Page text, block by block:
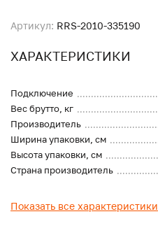
Артикул: RRS-2010-335190
ХАРАКТЕРИСТИКИ
Подключение
Вес брутто, кг
Производитель
Ширина упаковки, см
Высота упаковки, см
Страна производитель
Показать все характеристики